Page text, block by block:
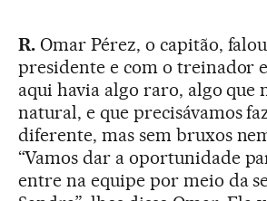
R.Omar Pérez, o capitão,
presidente e com o treinador
aqui havia algo raro, algo que
natural, e que precisávamos
diferente, mas sem bruxos
“Vamos dar a oportunidade
entre na equipe por meio da